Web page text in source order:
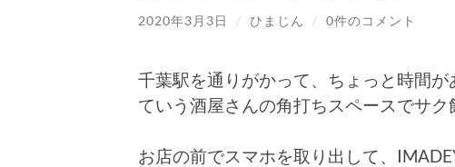
2020年3月3日 / ひまじん / 0件のコメント
千葉駅を通りがかって、ちょっと時間
ていう酒屋さんの角打ちスペースでサク
お店の前でスマホを取り出して、